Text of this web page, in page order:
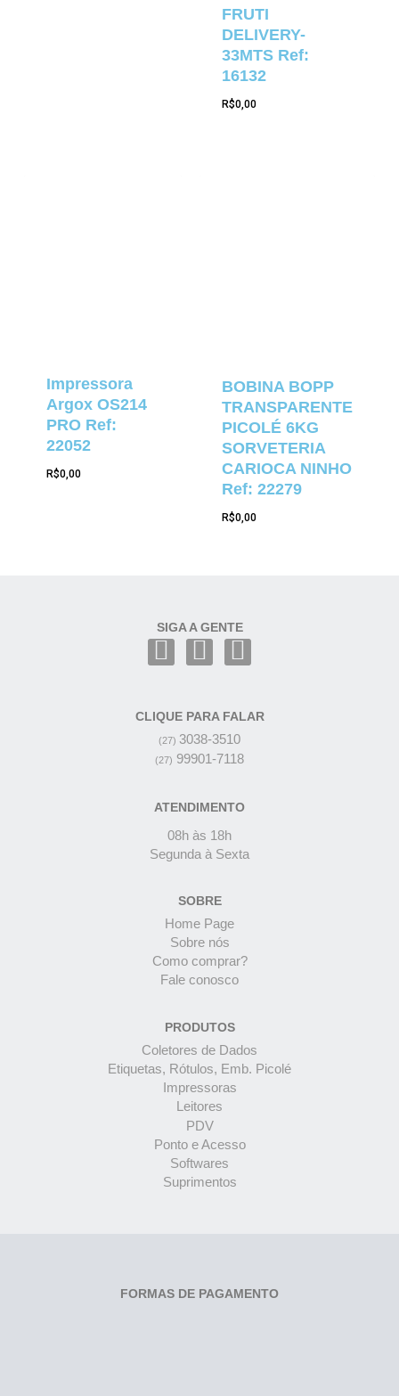
FRUTI
DELIVERY-
33MTS Ref:
16132
R$0,00
Impressora
Argox OS214
PRO Ref:
22052
R$0,00
BOBINA BOPP
TRANSPARENTE
PICOLÉ 6KG
SORVETERIA
CARIOCA NINHO
Ref: 22279
R$0,00
SIGA A GENTE
CLIQUE PARA FALAR
(27) 3038-3510
(27) 99901-7118
ATENDIMENTO
08h às 18h
Segunda à Sexta
SOBRE
Home Page
Sobre nós
Como comprar?
Fale conosco
PRODUTOS
Coletores de Dados
Etiquetas, Rótulos, Emb. Picolé
Impressoras
Leitores
PDV
Ponto e Acesso
Softwares
Suprimentos
FORMAS DE PAGAMENTO